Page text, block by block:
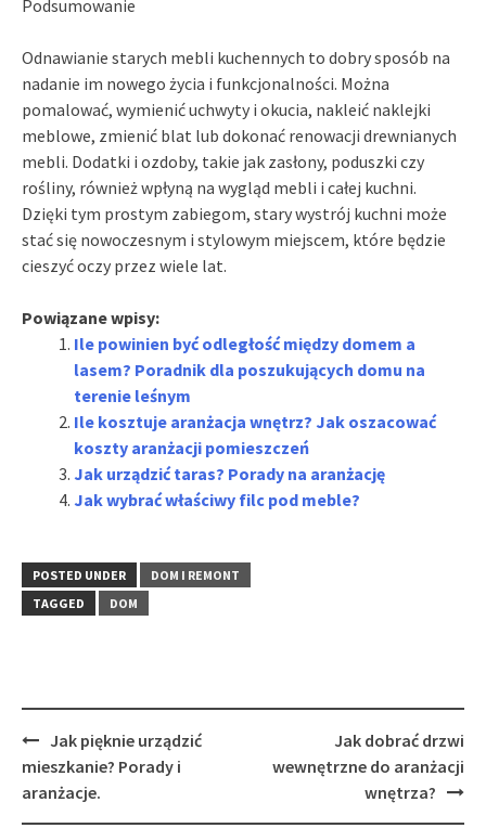
Podsumowanie
Odnawianie starych mebli kuchennych to dobry sposób na
nadanie im nowego życia i funkcjonalności. Można
pomalować, wymienić uchwyty i okucia, nakleić naklejki
meblowe, zmienić blat lub dokonać renowacji drewnianych
mebli. Dodatki i ozdoby, takie jak zasłony, poduszki czy
rośliny, również wpłyną na wygląd mebli i całej kuchni.
Dzięki tym prostym zabiegom, stary wystrój kuchni może
stać się nowoczesnym i stylowym miejscem, które będzie
cieszyć oczy przez wiele lat.
Powiązane wpisy:
Ile powinien być odległość między domem a
lasem? Poradnik dla poszukujących domu na
terenie leśnym
Ile kosztuje aranżacja wnętrz? Jak oszacować
koszty aranżacji pomieszczeń
Jak urządzić taras? Porady na aranżację
Jak wybrać właściwy filc pod meble?
POSTED UNDER
DOM I REMONT
TAGGED
DOM
Post
navigation
Jak pięknie urządzić
mieszkanie? Porady i
aranżacje.
Jak dobrać drzwi
wewnętrzne do aranżacji
wnętrza?